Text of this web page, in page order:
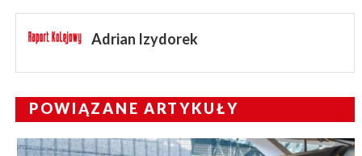
Adrian Izydorek
POWIĄZANE ARTYKUŁY